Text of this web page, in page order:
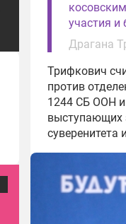
участия и
Драгана
Трифкович
против
1244 СБ ООН
выступающих
суверенитета